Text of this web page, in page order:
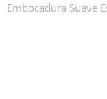
Embocadura Suave